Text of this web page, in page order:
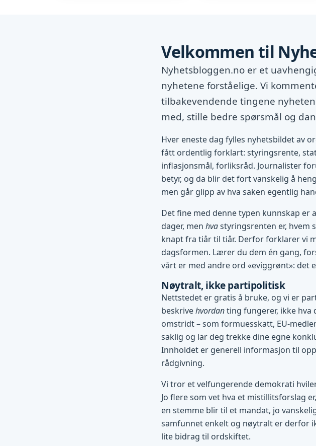
Velkommen til
Nyhetsbloggen.no er et
nyhetene forståelige. Vi
tilbakevendende tingene
med, stille bedre spørsmål og
Hver eneste dag fylles nyhetsbildet av
fått ordentlig forklart: styringsrente,
inflasjonsmål, forliksråd. Journalister
betyr, og da blir det fort vanskelig å
men går glipp av hva saken egentlig
Det fine med denne typen kunnskap er
dager, menhvastyringsrenten er, hvem
knapt fra tiår til tiår. Derfor forklarer vi
dagsformen. Lærer du dem én gang,
vårt er med andre ord «eviggrønt»: det
Nøytralt, ikke partipolitisk
Nettstedet er gratis å bruke, og vi er
beskrivehvordanting fungerer, ikke hva
omstridt – som formuesskatt, EU-
saklig og lar deg trekke dine egne
Innholdet er generell informasjon til
rådgivning.
Vi tror et velfungerende demokrati
Jo flere som vet hva et mistillitsforslag
en stemme blir til et mandat, jo
samfunnet enkelt og nøytralt er derfor
lite bidrag til ordskiftet.